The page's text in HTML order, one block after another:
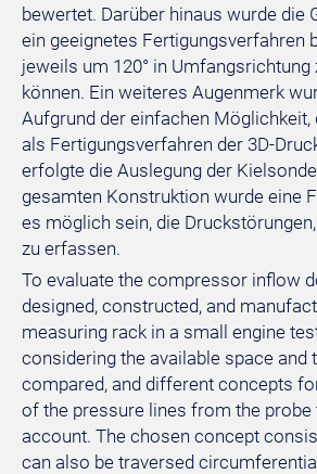
bewertet. Darüber hinaus wurde die
ein geeignetes Fertigungsverfahren
jeweils um 120° in
können. Ein weiteres Augenmerk
Aufgrund der einfachen
als Fertigungsverfahren der 3D-
erfolgte die Auslegung der
gesamten Konstruktion wurde eine
es möglich sein, die
zu erfassen.
To evaluate the compressor inflow
designed, constructed, and
measuring rack in a small engine
considering the available space
compared, and different concepts
of the pressure lines from the
account. The chosen concept
can also be traversed